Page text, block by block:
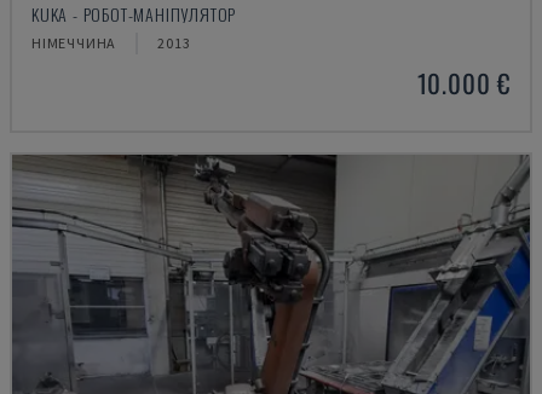
KUKA - РОБОТ-МАНІПУЛЯТОР
НІМЕЧЧИНА 2013
10.000 €